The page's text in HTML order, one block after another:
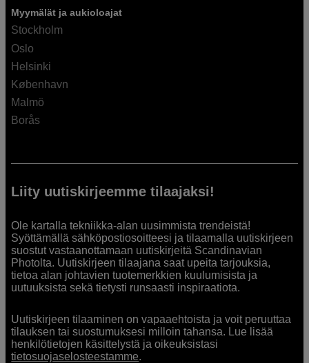
Myymälät ja aukioloajat
Stockholm
Oslo
Helsinki
København
Malmö
Borås
Liity uutiskirjeemme tilaajaksi!
Ole kartalla tekniikka-alan uusimmista trendeistä!
Syöttämällä sähköpostiosoitteesi ja tilaamalla uutiskirjeen
suostut vastaanottamaan uutiskirjeitä Scandinavian
Photolta. Uutiskirjeen tilaajana saat upeita tarjouksia,
tietoa alan johtavien tuotemerkkien kuulumisista ja
uutuuksista sekä tietysti runsaasti inspiraatiota.
Uutiskirjeen tilaaminen on vapaaehtoista ja voit peruuttaa
tilauksen tai suostumuksesi milloin tahansa. Lue lisää
henkilötietojen käsittelystä ja oikeuksistasi
tietosuojaselosteestamme.